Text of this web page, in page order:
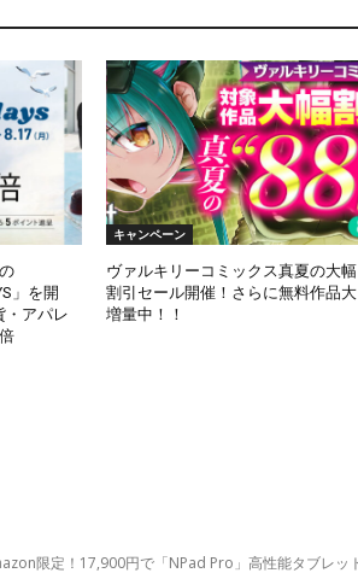
」を開
・アパレ
キャンペーン
ヴァルキリーコミックス真夏の大幅
割引セール開催！さらに無料作品大
増量中！！